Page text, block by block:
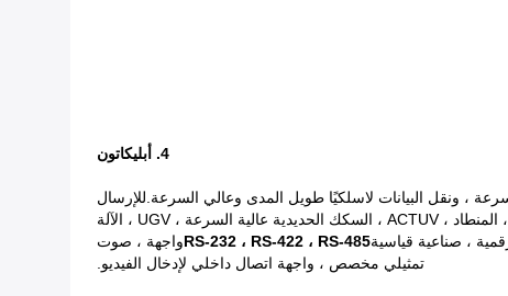
4. أبليكاتون
، ونقل البيانات لاسلكيًا طويل المدى وعالي السرعة.للإرسال
الخاص: الطائرات بدون طيار ، الطائرات بدون طيار الخفيفة ، الطائرات العمودية ، MUAV ، الطائرات بدون طيار ، UUV ، السفينة بدون طيار ، المنطاد ، ACTUV ، السكك الحديدية عالية السرعة ، UGV ، الآلة
RS-232 ، RS-422 ، RS-485واجهة ، صوت
تمثيلي مخصص ، واجهة اتصال داخلي لإدخال الفيديو.